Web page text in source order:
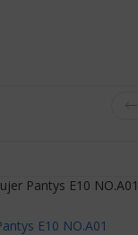
E10 NO.A01